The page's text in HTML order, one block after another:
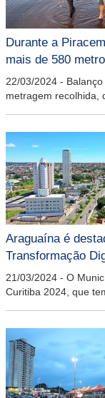
Durante a
mais de 580
22/03/2024 -
metragem recolhida,
Araguaína é
Transformação
21/03/2024 - O
Curitiba 2024, que